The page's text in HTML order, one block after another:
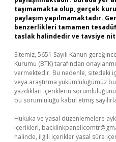
taşımamakta olup, gerçek
paylaşım yapılmamaktadır.
benzerlikleri tamamen
taslak halindedir ve tavsiye
Sitemiz, 5651 Sayılı Kanun
Kurumu (BTK) tarafından
vermektedir. Bu nedenle, sitedeki
veya araştırma yükümlülüğümüz
yazdıkları içeriklerin
bu sorumluluğu kabul etmiş
Hukuka ve yasal düzenlemelere
içerikleri,
halinde, ilgili içerikler yasal süre